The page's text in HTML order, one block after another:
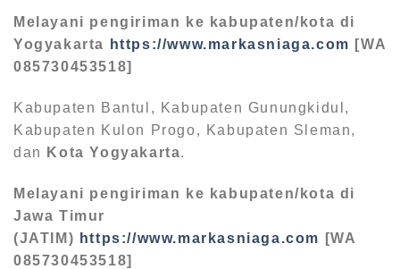
Melayani pengiriman ke kabupaten/kota di
Yogyakarta
https://www.markasniaga.com [WA
085730453518]
Kabupaten Bantul, Kabupaten Gunungkidul,
Kabupaten Kulon Progo, Kabupaten Sleman,
dan
Kota Yogyakarta.
Melayani pengiriman ke kabupaten/kota di
Jawa Timur
(JATIM) https://www.markasniaga.com
[WA
085730453518]